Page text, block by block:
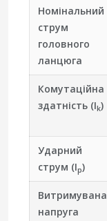
Номінальний
струм
головного
ланцюга
Комутаційна
здатність (Ik)
Ударний
струм (Ip)
Витримувана
напруга